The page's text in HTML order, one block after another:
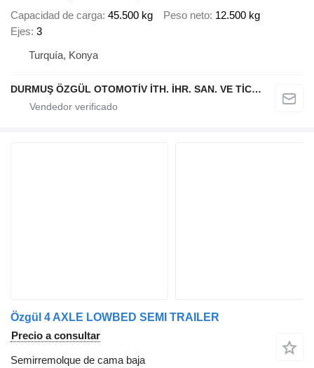
Capacidad de carga 45.500 kg Peso neto 12.500 kg
Ejes 3
Turquía, Konya
DURMUŞ ÖZGÜL OTOMOTİV İTH. İHR. SAN. VE TİC. A.Ş
Özgül 4 AXLE LOWBED SEMI TRAILER
Precio a consultar
Semirremolque de cama baja